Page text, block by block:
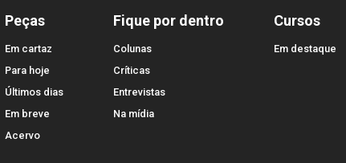
Peças
Em cartaz
Para hoje
Últimos dias
Em breve
Acervo
Fique por dentro
Colunas
Críticas
Entrevistas
Na mídia
Cursos
Em destaque